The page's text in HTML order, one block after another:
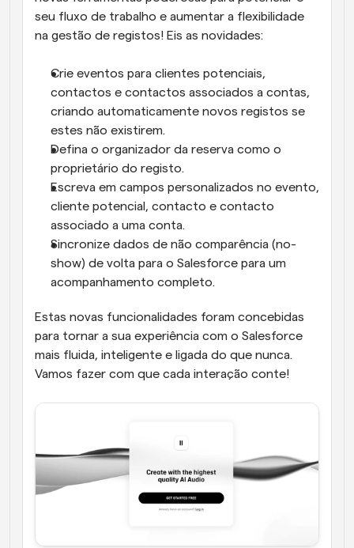
seu fluxo de trabalho e aumentar a flexibilidade
na gestão de registos! Eis as novidades:
Crie eventos para clientes potenciais,
contactos e contactos associados a contas,
criando automaticamente novos registos se
estes não existirem.
Defina o organizador da reserva como o
proprietário do registo.
Escreva em campos personalizados no evento,
cliente potencial, contacto e contacto
associado a uma conta.
Sincronize dados de não comparência (no-
show) de volta para o Salesforce para um
acompanhamento completo.
Estas novas funcionalidades foram concebidas
para tornar a sua experiência com o Salesforce
mais fluida, inteligente e ligada do que nunca.
Vamos fazer com que cada interação conte!